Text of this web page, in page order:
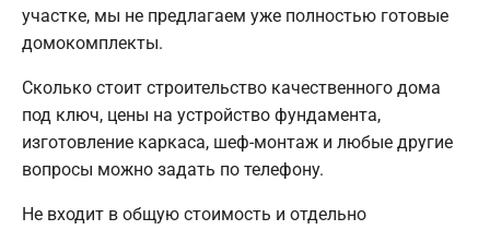
участке, мы не предлагаем уже полностью готовые
домокомплекты.
Сколько стоит строительство качественного дома
под ключ, цены на устройство фундамента,
изготовление каркаса, шеф-монтаж и любые другие
вопросы можно задать по телефону.
Не входит в общую стоимость и отдельно